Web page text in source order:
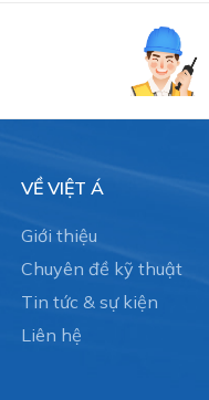
VỀ VIỆT Á
Giới thiệu
Chuyên đề kỹ thuật
Tin tức & sự kiện
Liên hệ